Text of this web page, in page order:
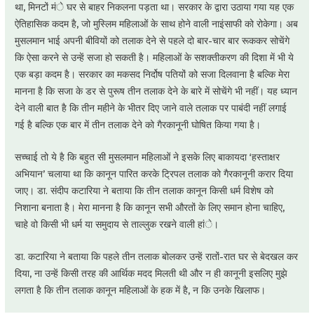
था, मिनटों मंे घर से बाहर निकलना पड़ता था। सरकार के द्वारा उठाया गया यह एक
ऐतिहासिक कदम है, जो मुस्लिम महिलाओं के साथ होने वाली नाइंसाफी को रोकेगा। अब
मुसलमान भाई अपनी बीवियों को तलाक देने से पहले दो बार-चार बार रूककर सोचेंगे
कि ऐसा करने से उन्हें सजा हो सकती है। महिलाओं के सशक्तीकरण की दिशा में भी ये
एक बड़ा कदम है। सरकार का मकसद निर्दोष पतियों को सजा दिलवाना है बल्कि मेरा
मानना है कि सजा के डर से पुरूष तीन तलाक देने के बारे में सोचेंगे भी नहीं। यह ध्यान
देने वाली बात है कि तीन महीने के भीतर दिए जाने वाले तलाक पर पाबंदी नहीं लगाई
गई है बल्कि एक बार में तीन तलाक देने को गैरकानूनी घोषित किया गया है।
सच्चाई तो ये है कि बहुत सी मुसलमान महिलाओं ने इसके लिए बाकायदा ‘हस्ताक्षर
अभियान’ चलाया था कि कानून पारित करके ट्रिपल तलाक को गैरकानूनी करार दिया
जाए। डा. संदीप कटारिया ने बताया कि तीन तलाक कानून किसी धर्म विशेष को
निशाना बनाता है। मेरा मानना है कि कानून सभी औरतों के लिए समान होना चाहिए,
चाहे वो किसी भी धर्म या समुदाय से ताल्लुक रखने वाली हांे।
डा. कटारिया ने बताया कि पहले तीन तलाक बोलकर उन्हें रातों-रात घर से बेदखल कर
दिया, ना उन्हें किसी तरह की आर्थिक मदद मिलती थी और न ही कानूनी इसलिए मुझे
लगता है कि तीन तलाक कानून महिलाओं के हक में है, न कि उनके खिलाफ।